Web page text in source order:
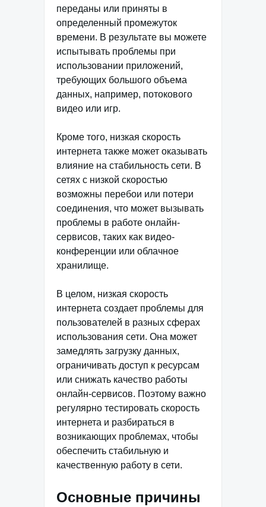
переданы или приняты в
определенный промежуток
времени. В результате вы можете
испытывать проблемы при
использовании приложений,
требующих большого объема
данных, например, потокового
видео или игр.
Кроме того, низкая скорость
интернета также может оказывать
влияние на стабильность сети. В
сетях с низкой скоростью
возможны перебои или потери
соединения, что может вызывать
проблемы в работе онлайн-
сервисов, таких как видео-
конференции или облачное
хранилище.
В целом, низкая скорость
интернета создает проблемы для
пользователей в разных сферах
использования сети. Она может
замедлять загрузку данных,
ограничивать доступ к ресурсам
или снижать качество работы
онлайн-сервисов. Поэтому важно
регулярно тестировать скорость
интернета и разбираться в
возникающих проблемах, чтобы
обеспечить стабильную и
качественную работу в сети.
Основные причины